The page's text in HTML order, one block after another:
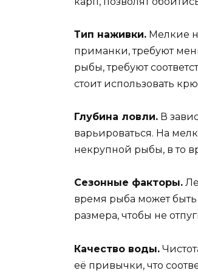
Тип наживки. Мелкие
приманки, требуют
рыбы, требуют
стоит использовать
Глубина ловли. В
варьироваться. На
некрупной рыбы, в то
Сезонные факторы.
время рыба может
размера, чтобы не
Качество воды.
её привычки, что